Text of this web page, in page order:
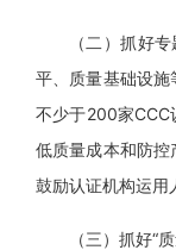
（二）抓好
平、质量基础设
不少于200家CCC
低质量成本和防
鼓励认证机构运用
（三）抓好“